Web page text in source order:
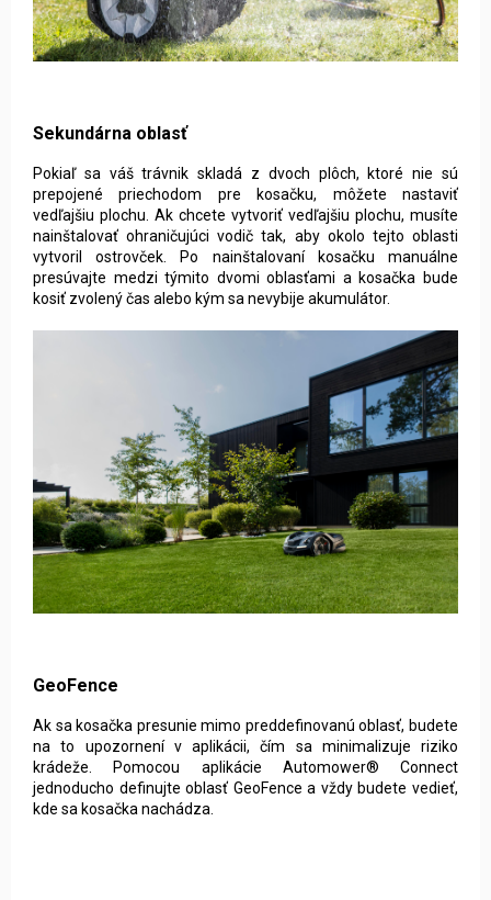
Sekundárna oblasť
Pokiaľ sa váš trávnik skladá z dvoch plôch, ktoré nie sú
prepojené priechodom pre kosačku, môžete nastaviť
vedľajšiu plochu. Ak chcete vytvoriť vedľajšiu plochu, musíte
nainštalovať ohraničujúci vodič tak, aby okolo tejto oblasti
vytvoril ostrovček. Po nainštalovaní kosačku manuálne
presúvajte medzi týmito dvomi oblasťami a kosačka bude
kosiť zvolený čas alebo kým sa nevybije akumulátor.
GeoFence
Ak sa kosačka presunie mimo preddefinovanú oblasť, budete
na to upozornení v aplikácii, čím sa minimalizuje riziko
krádeže. Pomocou aplikácie Automower® Connect
jednoducho definujte oblasť GeoFence a vždy budete vedieť,
kde sa kosačka nachádza.